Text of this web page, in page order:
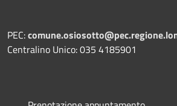
PEC:
Centralino Unico: 035 4185901